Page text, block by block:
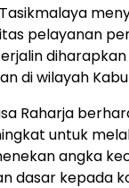
pelayanan
di wilayah
Raharja
untuk
angka
dasar kepada